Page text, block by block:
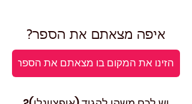
איפה מצאתם את הספר?